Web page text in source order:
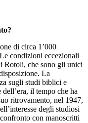
di circa 1’000
condizioni eccezionali
i Rotoli, che sono gli unici
La
sugli studi biblici e
il tempo che ha
ritrovamento, nel 1947,
degli studiosi
con manoscritti